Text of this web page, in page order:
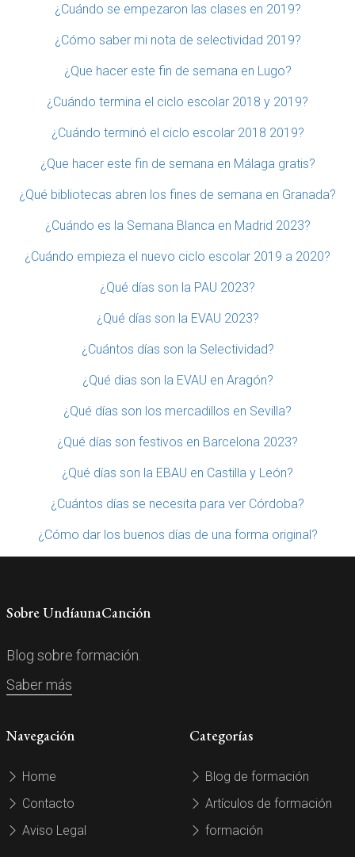
¿Cuándo se empezaron las clases en 2019?
¿Cómo saber mi nota de selectividad 2019?
¿Que hacer este fin de semana en Lugo?
¿Cuándo termina el ciclo escolar 2018 y 2019?
¿Cuándo terminó el ciclo escolar 2018 2019?
¿Que hacer este fin de semana en Málaga gratis?
¿Qué bibliotecas abren los fines de semana en Granada?
¿Cuándo es la Semana Blanca en Madrid 2023?
¿Cuándo empieza el nuevo ciclo escolar 2019 a 2020?
¿Qué días son la PAU 2023?
¿Qué días son la EVAU 2023?
¿Cuántos días son la Selectividad?
¿Qué dias son la EVAU en Aragón?
¿Qué días son los mercadillos en Sevilla?
¿Qué días son festivos en Barcelona 2023?
¿Qué días son la EBAU en Castilla y León?
¿Cuántos días se necesita para ver Córdoba?
¿Cómo dar los buenos días de una forma original?
Sobre UndíaunaCanción
Blog sobre formación.
Saber más
Navegación
Home
Contacto
Aviso Legal
Categorías
Blog de formación
Artículos de formación
formación